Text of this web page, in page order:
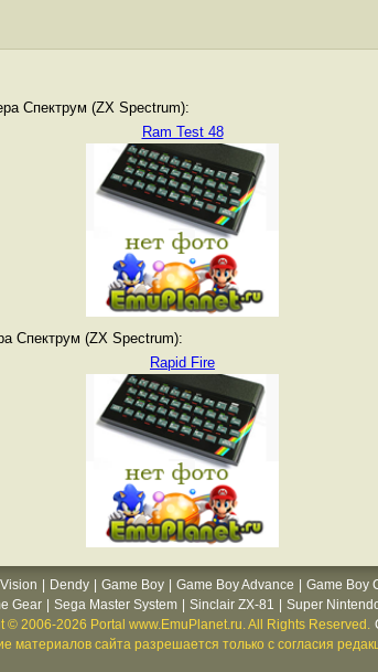
Спектрум (ZX Spectrum):
Ram Test 48
Спектрум (ZX Spectrum):
Rapid Fire
Dendy Game Boy Game Boy Advance Game Boy
Gear Sega Master System Sinclair ZX-81 Super
© 2006-2026 Portal www.EmuPlanet.ru. All Rights Reserved.
материалов сайта разрешается только с согласия